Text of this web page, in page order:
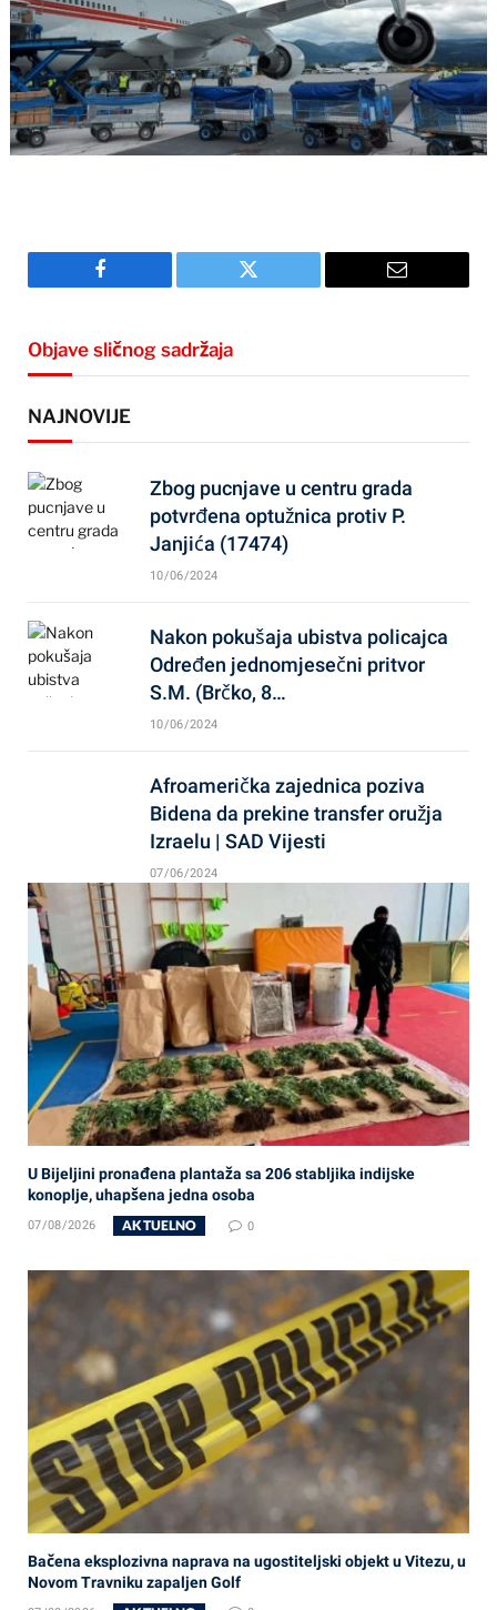
Facebook Twitter Email
Objave sličnog sadržaja
NAJNOVIJE
Zbog pucnjave u centru grada
potvrđena optužnica protiv P.
Janjića (17474)
10/06/2024
Nakon pokušaja ubistva policajca
Određen jednomjesečni pritvor
S.M. (Brčko, 8…
10/06/2024
Afroamerička zajednica poziva
Bidena da prekine transfer oružja
Izraelu | SAD Vijesti
07/06/2024
U Bijeljini pronađena plantaža sa 206 stabljika indijske
konoplje, uhapšena jedna osoba
07/08/2026 AKTUELNO 0
Bačena eksplozivna naprava na ugostiteljski objekt u Vitezu, u
Novom Travniku zapaljen Golf